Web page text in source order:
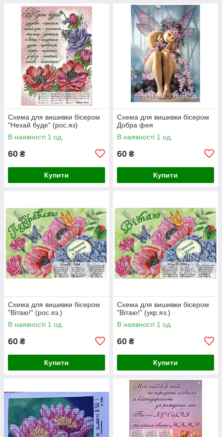
Схема для вишивки бісером
"Нехай буде" (рос.яз)
В наявності 1 од.
60 ₴
Купити
Схема для вишивки бісером
Добра фея
В наявності 1 од.
60 ₴
Купити
Схема для вишивки бісером
"Вітаю!" (рос.яз.)
В наявності 1 од.
60 ₴
Купити
Схема для вишивки бісером
"Вітаю!" (укр.яз.)
В наявності 1 од.
60 ₴
Купити